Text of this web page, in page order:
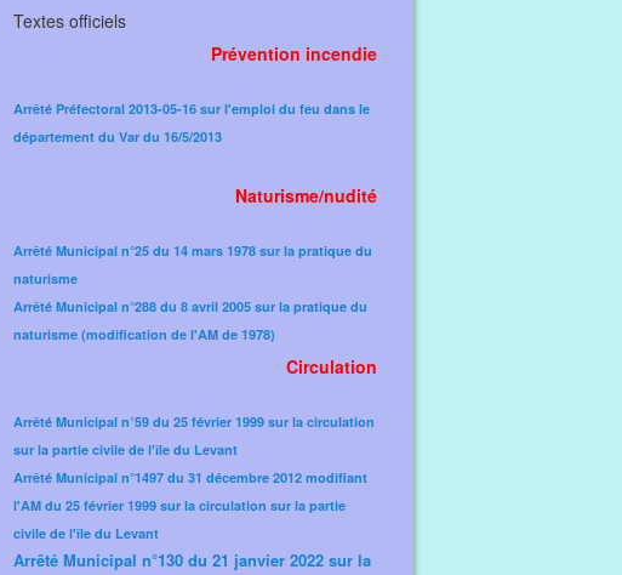
Textes officiels
Prévention incendie
Arrêté Préfectoral 2013-05-16 sur l'emploi du feu dans le
département du Var du 16/5/2013
Naturisme/nudité
Arrêté Municipal n°25 du 14 mars 1978 sur la pratique du
naturisme
Arrêté Municipal n°288 du 8 avril 2005 sur la pratique du
naturisme (modification de l'AM de 1978)​
Circulation
Arrêté Municipal n°59 du 25 février 1999 sur la circulation
sur la partie civile de l'île du Levant
Arrêté Municipal n°1497 du 31 décembre 2012 modifiant
l'AM du 25 février 1999 sur la circulation sur la partie
civile de l'île du Levant
Arrêté Municipal n°130 du 21 janvier 2022 sur la